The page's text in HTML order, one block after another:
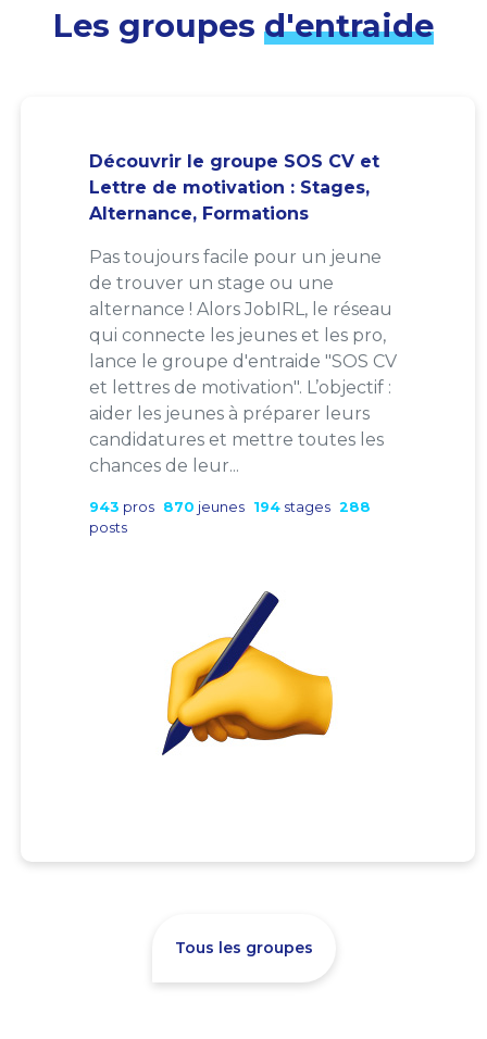
Les groupes d'entraide
Découvrir le groupe SOS CV et
Lettre de motivation : Stages,
Alternance, Formations
Pas toujours facile pour un jeune
de trouver un stage ou une
alternance ! Alors JobIRL, le réseau
qui connecte les jeunes et les pro,
lance le groupe d'entraide "SOS CV
et lettres de motivation". L’objectif :
aider les jeunes à préparer leurs
candidatures et mettre toutes les
chances de leur...
943 pros 870 jeunes 194 stages 288
posts
Tous les groupes